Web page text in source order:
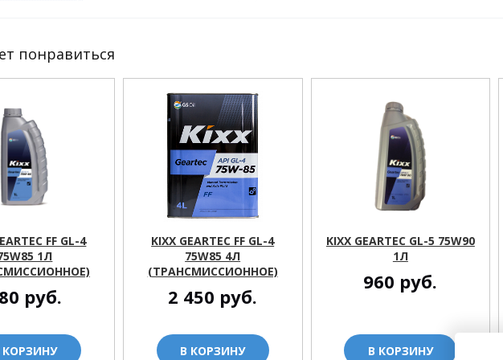
понравиться
FF GL-4
1Л
руб.
КОРЗИНУ
KIXX GEARTEC FF GL-4
75W85 4Л
(ТРАНСМИССИОННОЕ)
2 450 руб.
В КОРЗИНУ
KIXX GEARTEC GL-5 75W90
1Л
960 руб.
В КОРЗИНУ